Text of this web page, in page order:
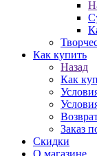
Как купить
Назад
Как
Заказ
Скидки
О магазине